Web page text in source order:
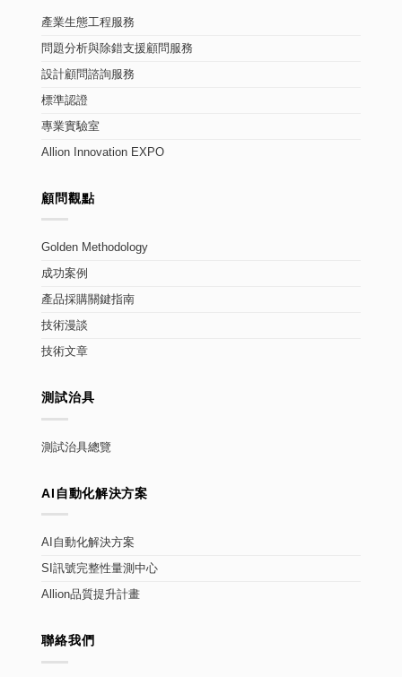
產業生態工程服務
問題分析與除錯支援顧問服務
設計顧問諮詢服務
標準認證
專業實驗室
Allion Innovation EXPO
顧問觀點
Golden Methodology
成功案例
產品採購關鍵指南
技術漫談
技術文章
測試治具
測試治具總覽
AI自動化解決方案
AI自動化解決方案
SI訊號完整性量測中心
Allion品質提升計畫
聯絡我們